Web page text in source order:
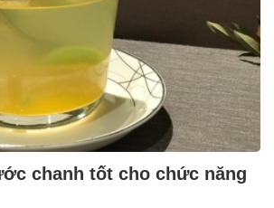
chanh tốt cho chức năng